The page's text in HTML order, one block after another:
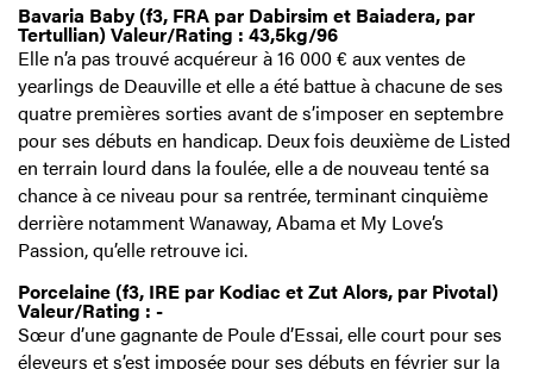
Bavaria Baby (f3, FRA par Dabirsim et Baiadera, par
Tertullian) Valeur/Rating : 43,5kg/96
Elle n’a pas trouvé acquéreur à 16 000 € aux ventes de
yearlings de Deauville et elle a été battue à chacune de ses
quatre premières sorties avant de s’imposer en septembre
pour ses débuts en handicap. Deux fois deuxième de Listed
en terrain lourd dans la foulée, elle a de nouveau tenté sa
chance à ce niveau pour sa rentrée, terminant cinquième
derrière notamment Wanaway, Abama et My Love’s
Passion, qu’elle retrouve ici.
Porcelaine (f3, IRE par Kodiac et Zut Alors, par Pivotal)
Valeur/Rating : -
Sœur d’une gagnante de Poule d’Essai, elle court pour ses
éleveurs et s’est imposée pour ses débuts en février sur la